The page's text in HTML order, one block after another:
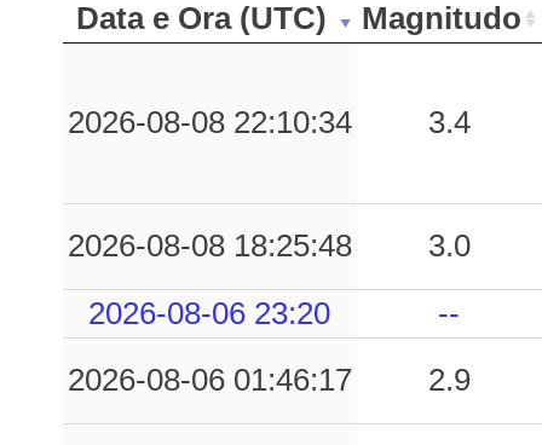
0.11 AMN
92
0.08
LMZ
69
0.06
PLT
79
0.06
PNI
98
0.05
MFG
52
0.05
MZZ
76
0.04
RCU
44
Data e Ora (UTC)
Magnitudo
2026-08-08 22:10:34 3.4
2026-08-08 18:25:48
3.0
2026-08-06 23:20
--
2026-08-06 01:46:17
2.9